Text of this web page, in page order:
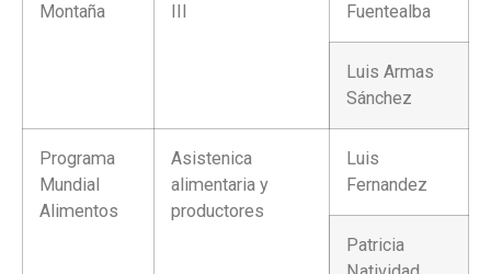
Montaña
Fuentealba
Luis Armas
Sánchez
Programa
Mundial
Alimentos
Asistenica
alimentaria y
productores
Luis
Fernandez
Patricia